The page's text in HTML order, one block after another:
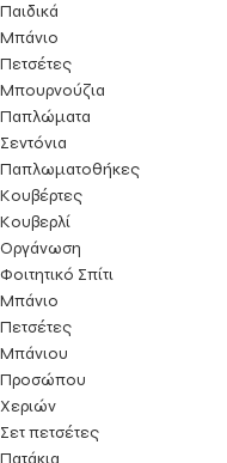
Παιδικά
Μπάνιο
Πετσέτες
Μπουρνούζια
Παπλώματα
Σεντόνια
Παπλωματοθήκες
Κουβέρτες
Κουβερλί
Οργάνωση
Φοιτητικό Σπίτι
Μπάνιο
Πετσέτες
Μπάνιου
Προσώπου
Χεριών
Σετ πετσέτες
Πατάκια